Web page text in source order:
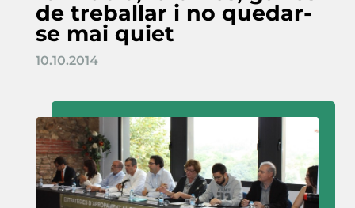
de treballar i no quedar-
se mai quiet
10.10.2014